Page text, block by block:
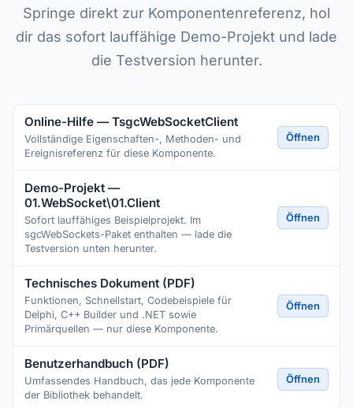
Springe direkt zur Komponentenreferenz, hol
dir das sofort lauffähige Demo-Projekt und lade
die Testversion herunter.
Online-Hilfe — TsgcWebSocketClient
Vollständige Eigenschaften-, Methoden- und
Ereignisreferenz für diese Komponente.
Öffnen
Demo-Projekt —
01.WebSocket\01.Client
Sofort lauffähiges Beispielprojekt. Im
sgcWebSockets-Paket enthalten — lade die
Testversion unten herunter.
Öffnen
Technisches Dokument (PDF)
Funktionen, Schnellstart, Codebeispiele für
Delphi, C++ Builder und .NET sowie
Primärquellen — nur diese Komponente.
Öffnen
Benutzerhandbuch (PDF)
Umfassendes Handbuch, das jede Komponente
der Bibliothek behandelt.
Öffnen